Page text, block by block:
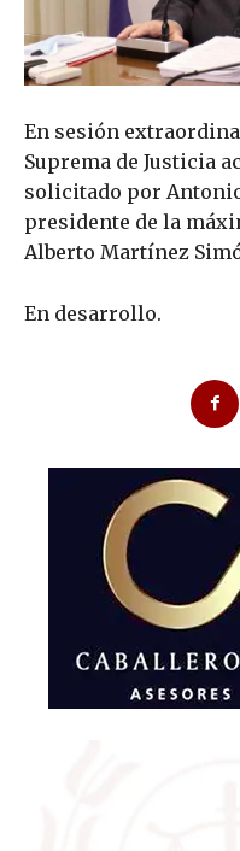
En sesión
Suprema de Justicia
solicitado por
presidente de la
Alberto Martínez
En desarrollo.